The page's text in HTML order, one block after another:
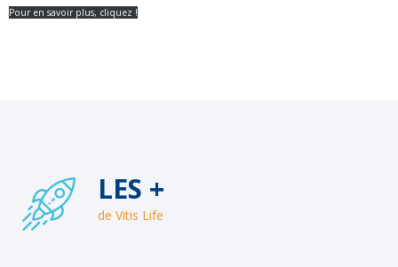
Pour en savoir plus, cliquez !
LES +
de Vitis Life